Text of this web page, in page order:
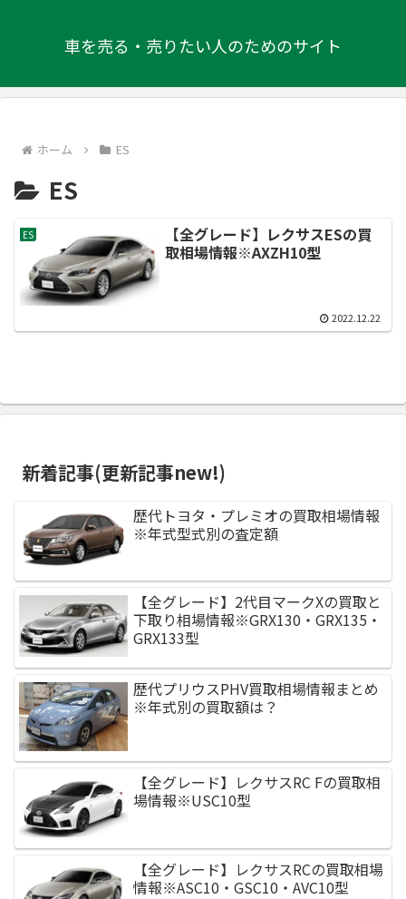
車を売る・売りたい人のためのサイト
ホーム ES
ES
ES
【全グレード】レクサスESの買
取相場情報※AXZH10型
2022.12.22
新着記事(更新記事new!)
歴代トヨタ・プレミオの買取相場情報
※年式型式別の査定額
【全グレード】2代目マークXの買取と
下取り相場情報※GRX130・GRX135・
GRX133型
歴代プリウスPHV買取相場情報まとめ
※年式別の買取額は？
【全グレード】レクサスRC Fの買取相
場情報※USC10型
【全グレード】レクサスRCの買取相場
情報※ASC10・GSC10・AVC10型